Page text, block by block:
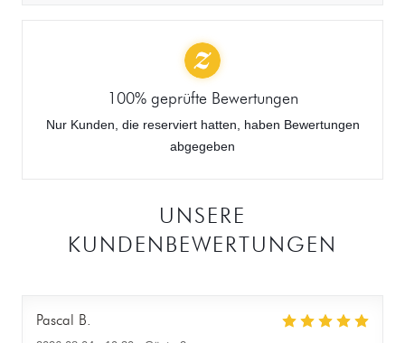
UNSERE
KUNDENBEWERTUNGEN
Pascal B
100% geprüfte Bewertungen
Nur Kunden, die reserviert hatten, haben Bewertungen
abgegeben